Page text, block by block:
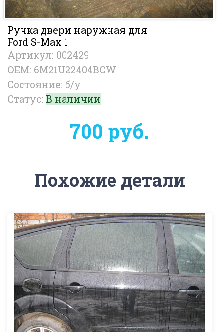
Ручка двери наружная для
Ford S-Max 1
Артикул: 002429
OEM: 6M21U22404BCW
Состояние: б/у
Статус: В наличии
700 руб.
Похожие детали